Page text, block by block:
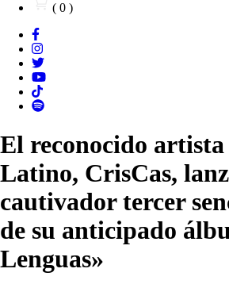
( 0 )
El reconocido
Latino, CrisCas,
cautivador tercer
de su anticipado
Lenguas»